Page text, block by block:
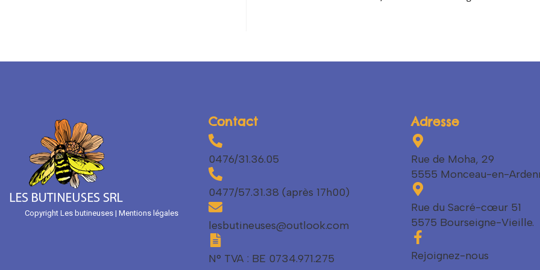
Copyright Les butineuses | Mentions légales
Contact
0476/31.36.05
0477/57.31.38 (après 17h00)
lesbutineuses@outlook.com
N° TVA : BE 0734.971.275
Adresse
Rue de Moha, 29
5555 Monceau-en-
Rue du Sacré-cœur 51
5575 Bourseigne-Vieille.
Rejoignez-nous